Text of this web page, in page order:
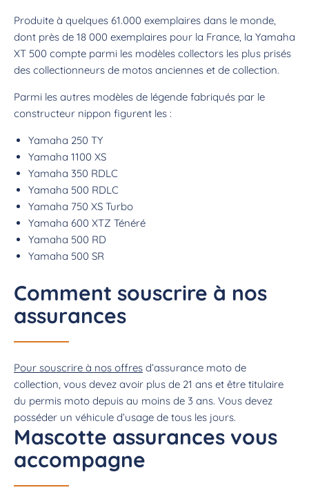
Produite à quelques 61.000 exemplaires dans le monde,
dont près de 18 000 exemplaires pour la France, la Yamaha
XT 500 compte parmi les modèles collectors les plus prisés
des collectionneurs de motos anciennes et de collection.
Parmi les autres modèles de légende fabriqués par le
constructeur nippon figurent les :
Yamaha 250 TY
Yamaha 1100 XS
Yamaha 350 RDLC
Yamaha 500 RDLC
Yamaha 750 XS Turbo
Yamaha 600 XTZ Ténéré
Yamaha 500 RD
Yamaha 500 SR
Comment souscrire à nos
assurances
Pour souscrire à nos offres d’assurance moto de
collection, vous devez avoir plus de 21 ans et être titulaire
du permis moto depuis au moins de 3 ans. Vous devez
posséder un véhicule d’usage de tous les jours.
Mascotte assurances vous
accompagne